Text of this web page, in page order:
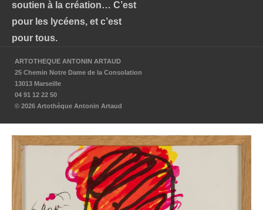
soutien à la création… C’est
pour les lycéens, et c’est
pour tous.
ARTOTHEQUE ANTONIN ARTAUD
25 Chemin Notre Dame de la Consolation
13013 Marseille
04 91 12 22 50
© 2026 Artothèque Antonin Artaud